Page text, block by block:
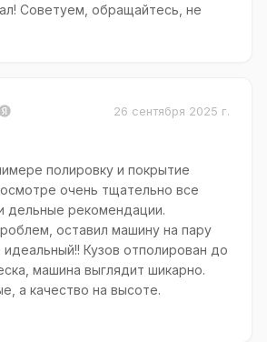
Советуем, обращайтесь, не
26 сентября 2025 г.
полировку и покрытие
очень тщательно все
дельные рекомендации.
оставил машину на пару
идеальный!! Кузов отполирован до
машина выглядит шикарно.
а качество на высоте.